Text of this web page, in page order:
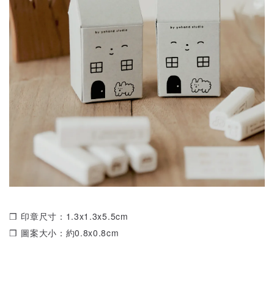
❒ 印章尺寸：1.3x1.3x5.5cm
❒ 圖案大小：約0.8x0.8cm